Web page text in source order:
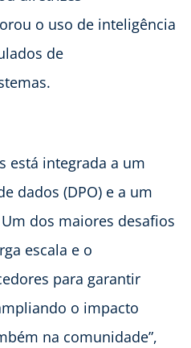
o uso de inteligência
de
está integrada a um
dados (DPO) e a um
dos maiores desafios
escala e o
para garantir
o impacto
na comunidade”,